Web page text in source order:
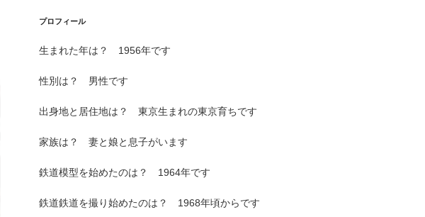
プロフィール
生まれた年は？ 1956年です
性別は？ 男性です
出身地と居住地は？ 東京生まれの東京育ちです
家族は？ 妻と娘と息子がいます
鉄道模型を始めたのは？ 1964年です
鉄道鉄道を撮り始めたのは？ 1968年頃からです